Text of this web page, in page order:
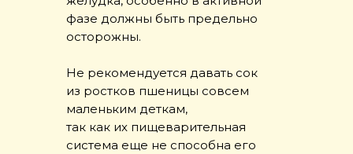
фазе должны быть предельно
осторожны.
Не рекомендуется давать сок
из ростков пшеницы совсем
маленьким деткам,
так как их пищеварительная
система еще не способна его